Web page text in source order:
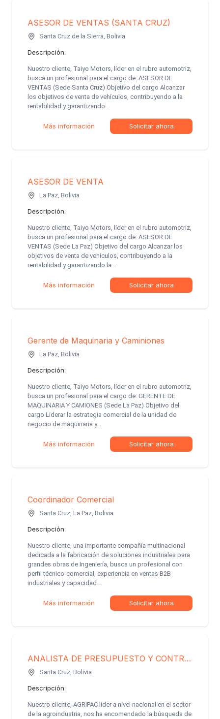
ASESOR DE VENTAS (SANTA CRUZ)
Santa Cruz de la Sierra, Bolivia
Descripción:
Nuestro cliente, Taiyo Motors, líder en el rubro automotriz,
busca un profesional para el cargo de: ASESOR DE
VENTAS (Sede Santa Cruz) Objetivo del cargo Alcanzar
los objetivos de venta de vehículos, contribuyendo a la
rentabilidad y garantizando...
Más información Solicitar ahora
ASESOR DE VENTA
La Paz, Bolivia
Descripción:
Nuestro cliente, Taiyo Motors, líder en el rubro automotriz,
busca un profesional para el cargo de: ASESOR DE
VENTAS (Sede La Paz) Objetivo del cargo Alcanzar los
objetivos de venta de vehículos, contribuyendo a la
rentabilidad y garantizando la...
Más información Solicitar ahora
Gerente de Maquinaria y Caminiones
La Paz, Bolivia
Descripción:
Nuestro cliente, Taiyo Motors, líder en el rubro automotriz,
busca un profesional para el cargo de: GERENTE DE
MAQUINARIA Y CAMIONES (Sede La Paz) Objetivo del
cargo Liderar la estrategia comercial de la unidad de
negocio de maquinaria y...
Más información Solicitar ahora
Coordinador Comercial
Santa Cruz, La Paz, Bolivia
Descripción:
Nuestro cliente, una importante compañía multinacional
dedicada a la fabricación de soluciones industriales para
grandes obras de Ingeniería, busca un profesional con
perfil técnico-comercial, experiencia en ventas B2B
industriales y capacidad...
Más información Solicitar ahora
ANALISTA DE PRESUPUESTO Y CONTROL DE GESTIÓN COMERCIAL
Santa Cruz, Bolivia
Descripción:
Nuestro cliente, AGRIPAC líder a nivel nacional en el sector
de la agroindustria, nos ha encomendado la búsqueda de